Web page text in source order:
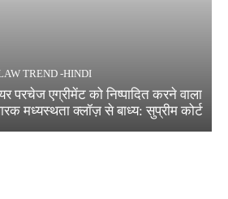
TREND -HINDI
एग्रीमेंट को निष्पादित करने वाला
मध्यस्थता क्लॉज़ से बाध्य: सुप्रीम कोर्ट